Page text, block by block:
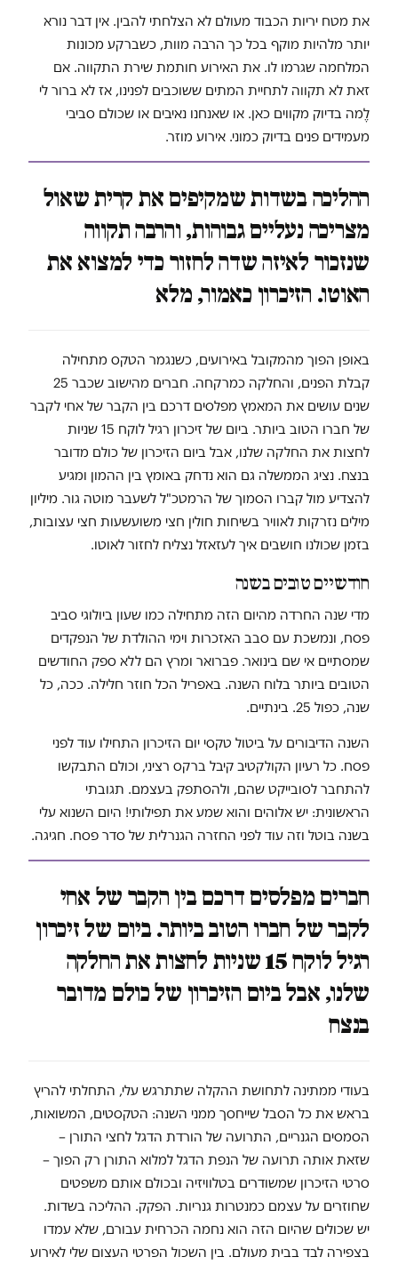
את מטח יריות הכבוד מעולם לא הצלחתי להבין. אין דבר נורא
יותר מלהיות מוקף בכל כך הרבה מוות, כשברקע מכונות
המלחמה שגרמו לו. את האירוע חותמת שירת התקווה. אם
זאת לא תקווה לתחיית המתים ששוכבים לפנינו, אז לא ברור לי
לֶמה בדיוק מקווים כאן. או שאנחנו נאיבים או שכולם סביבי
מעמידים פנים בדיוק כמוני. אירוע מוזר.
ההליכה בשדות שמקיפים את קרית שאול
מצריכה נעליים גבוהות, והרבה תקווה
שנזכור לאיזה שדה לחזור כדי למצוא את
האוטו. הזיכרון כאמור, מלא
באופן הפוך מהמקובל באירועים, כשנגמר הטקס מתחילה
קבלת הפנים, והחלקה כמרקחה. חברים מהישוב שכבר 25
שנים עושים את המאמץ מפלסים דרכם בין הקבר של אחי לקבר
של חברו הטוב ביותר. ביום של זיכרון רגיל לוקח 15 שניות
לחצות את החלקה שלנו, אבל ביום הזיכרון של כולם מדובר
בנצח. נציג הממשלה גם הוא נדחק באומץ בין ההמון ומגיע
להצדיע מול קברו הסמוך של הרמטכ"ל לשעבר מוטה גור. מיליון
מילים נזרקות לאוויר בשיחות חולין חצי משועשעות חצי עצובות,
בזמן שכולנו חושבים איך לעזאזל נצליח לחזור לאוטו.
חודשיים טובים בשנה
מדי שנה החרדה מהיום הזה מתחילה כמו שעון ביולוגי סביב
פסח, ונמשכת עם סבב האזכרות וימי ההולדת של הנפקדים
שמסתיים אי שם בינואר. פברואר ומרץ הם ללא ספק החודשים
הטובים ביותר בלוח השנה. באפריל הכל חוזר חלילה. ככה, כל
שנה, כפול 25. בינתיים.
השנה הדיבורים על ביטול טקסי יום הזיכרון התחילו עוד לפני
פסח. כל רעיון הקולקטיב קיבל ברקס רציני, וכולם התבקשו
להתחבר לסובייקט שהם, ולהסתפק בעצמם. תגובתי
הראשונית: יש אלוהים והוא שמע את תפילותי! היום השנוא עלי
בשנה בוטל וזה עוד לפני החזרה הגנרלית של סדר פסח. חגיגה.
חברים מפלסים דרכם בין הקבר של אחי
לקבר של חברו הטוב ביותר. ביום של זיכרון
רגיל לוקח 15 שניות לחצות את החלקה
שלנו, אבל ביום הזיכרון של כולם מדובר
בנצח
בעודי ממתינה לתחושת ההקלה שתתרגש עלי, התחלתי להריץ
בראש את כל הסבל שייחסך ממני השנה: הטקסטים, המשואות,
הסמסים הגנריים, התרועה של הורדת הדגל לחצי התורן –
שזאת אותה תרועה של הנפת הדגל למלוא התורן רק הפוך –
סרטי הזיכרון שמשודרים בטלוויזיה ובכולם אותם משפטים
שחוזרים על עצמם כמנטרות גנריות. הפקק. ההליכה בשדות.
יש שכולים שהיום הזה הוא נחמה הכרחית עבורם, שלא עמדו
בצפירה לבד בבית מעולם. בין השכול הפרטי העצום שלי לאירוע